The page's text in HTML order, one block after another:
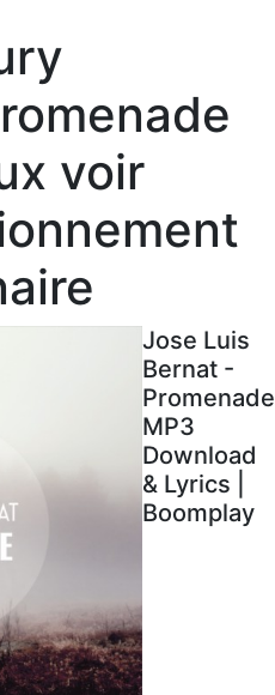
voir
Jose Luis
Bernat -
Promenade
MP3
Download
& Lyrics |
Boomplay